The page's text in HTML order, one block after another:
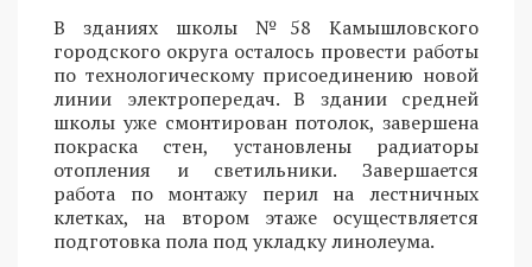
В зданиях школы №58 Камышловского
городского округа осталось провести работы
по технологическому присоединению новой
линии электропередач. В здании средней
школы уже смонтирован потолок, завершена
покраска стен, установлены радиаторы
отопления и светильники. Завершается
работа по монтажу перил на лестничных
клетках, на втором этаже осуществляется
подготовка пола под укладку линолеума.